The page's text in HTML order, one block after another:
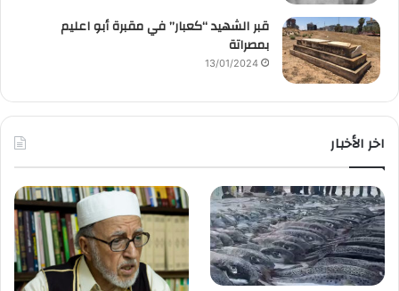
قبر الشهيد “كعبار” في مقبرة أبو اعليم
بمصراتة
13/01/2024
اخر الأخبار